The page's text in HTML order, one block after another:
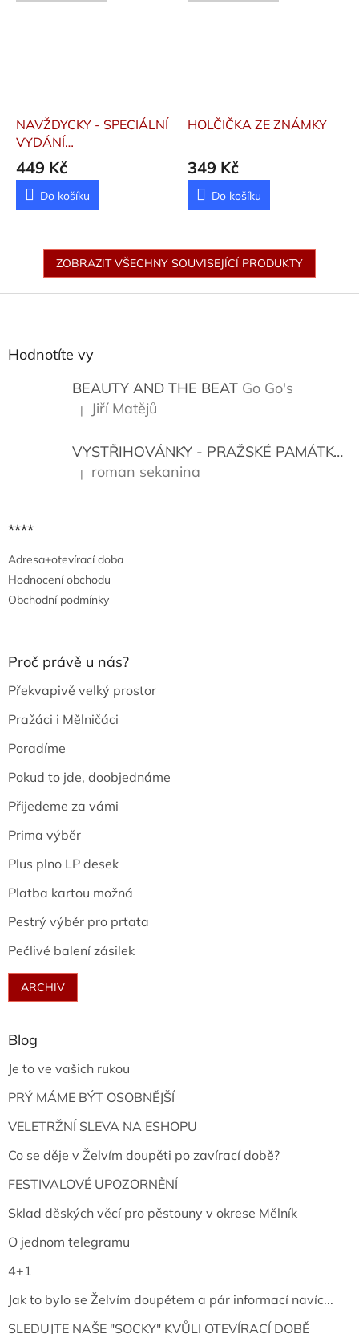
NAVŽDYCKY - SPECIÁLNÍ
VYDÁNÍ
Nofreeusernames
449 Kč
Do košíku
HOLČIČKA ZE ZNÁMKY
349 Kč
Do košíku
ZOBRAZIT VŠECHNY SOUVISEJÍCÍ PRODUKTY
Hodnotíte vy
BEAUTY AND THE BEAT Go Go's
Hodnocení produktu je 5 z 5 hvězdiček.
| Jiří Matějů
VYSTŘIHOVÁNKY - PRAŽSKÉ PAMÁTKY
Hodnocení produktu je 5 z 5 hvězdiček.
| roman sekanina
****
Adresa+otevírací doba
Hodnocení obchodu
Obchodní podmínky
Proč právě u nás?
Překvapivě velký prostor
Pražáci i Mělničáci
Poradíme
Pokud to jde, doobjednáme
Přijedeme za vámi
Prima výběr
Plus plno LP desek
Platba kartou možná
Pestrý výběr pro prťata
Pečlivé balení zásilek
ARCHIV
Blog
Je to ve vašich rukou
PRÝ MÁME BÝT OSOBNĚJŠÍ
VELETRŽNÍ SLEVA NA ESHOPU
Co se děje v Želvím doupěti po zavírací době?
FESTIVALOVÉ UPOZORNĚNÍ
Sklad děských věcí pro pěstouny v okrese Mělník
O jednom telegramu
4+1
Jak to bylo se Želvím doupětem a pár informací navíc...
SLEDUJTE NAŠE "SOCKY" KVŮLI OTEVÍRACÍ DOBĚ